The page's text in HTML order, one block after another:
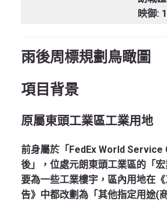
映御:
雨後周標規劃鳥瞰圖
項目背景
原屬東頭工業區工業用地
前身屬於「FedEx World Service
後」，位處元朗東頭工業區的「
要為一些工業樓宇，區內用地在
告》中都改劃為「其他指定用途(